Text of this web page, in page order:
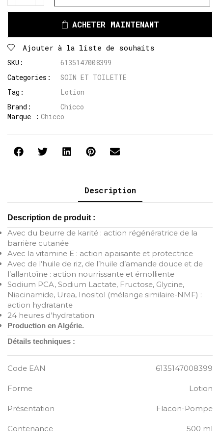
ACHETER MAINTENANT
Ajouter à la liste de souhaits
SKU:
6135147008399
Categories:
SOIN ET TOILETTE
Tag:
Lotion
Brand:
Chicco
Marque : Chicco
Description
Description de produit :
Avec du beurre de karité : action régénératrice de la
barrière cutanée
Avec la vitamine E : action apaisante et protectrice
Avec de l’huile de riz, de l’huile d’amande douce et de
l’allantoïne : action nourrissante et émolliente
Sodium PCA, Sodium Lactate, Fructose, Glycine,
Niacinamide, Urea, Inositol (mélange similaire-NMF) :
action hydratante
24 heures d’hydratation
Production en Algérie.
Détails techniques :
Code EAN 6135147008399
Forme Lotion
Présentation Flacon-Pompe
Contenance 500 ml